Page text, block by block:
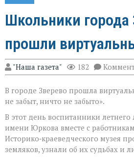
Школьники города
прошли
"Наша газета" 182
В городе Зверево прошла
не забыт, ничто не забыто».
В этот день воспитанники
имени Юркова вместе с
Историко‑краеведческого музея
земляков, узнали об их судьбах и